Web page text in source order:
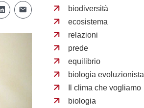
biodiversità
ecosistema
relazioni
prede
equilibrio
biologia evoluzionista
Il clima che vogliamo
biologia